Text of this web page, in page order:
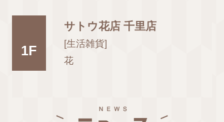
1F
サトウ花店 千里店
[生活雑貨]
花